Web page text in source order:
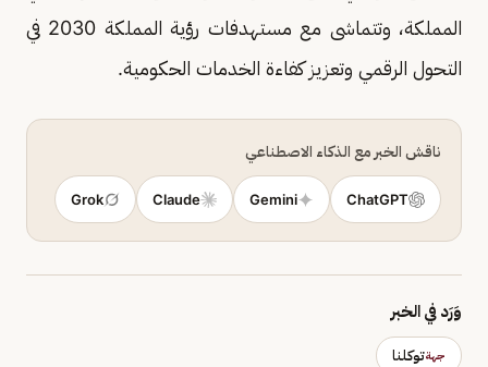
المملكة، وتتماشى مع مستهدفات رؤية المملكة 2030 في
التحول الرقمي وتعزيز كفاءة الخدمات الحكومية.
ناقش الخبر مع الذكاء الاصطناعي
ChatGPT
Gemini
Claude
Grok
وَرَد في الخبر
جهةتوكلنا